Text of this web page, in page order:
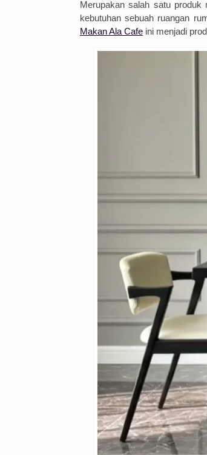
Merupakan salah satu
kebutuhan sebuah ruangan
Makan Ala Cafe ini menjadi